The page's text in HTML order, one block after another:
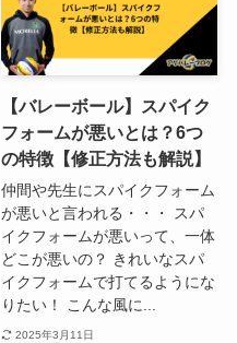
【バレーボール】スパイク
フォームが悪いとは？6つ
の特徴【修正方法も解説】
仲間や先生にスパイクフォーム
が悪いと言われる・・・ スパ
イクフォームが悪いって、一体
どこが悪いの？ きれいなスパ
イクフォームで打てるようにな
りたい！ こんな風に...
2025年3月11日